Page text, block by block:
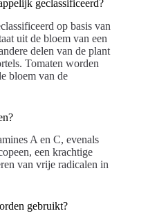
geclassificeerd?
op basis van
uit de bloem van een
delen van de plant
Tomaten worden
bloem van de
A en C, evenals
een krachtige
van vrije radicalen in
gebruikt?